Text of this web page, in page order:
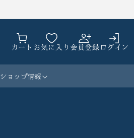
カート
ー
お気に入り 会員登録ログイン
ロ
グ
ショップ情報